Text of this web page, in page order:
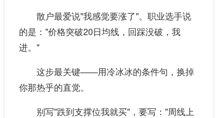
散户最爱说"我感觉要涨了"。职业选手说
的是："价格突破20日均线，回踩没破，我
进。"
这步最关键——用冷冰冰的条件句，换掉
你那热乎的直觉。
别写"跌到支撑位我就买"，要写："周线上